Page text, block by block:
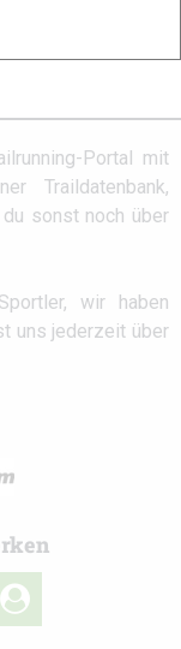
Portal mit
Traildatenbank,
sonst noch über
wir haben
uns jederzeit über